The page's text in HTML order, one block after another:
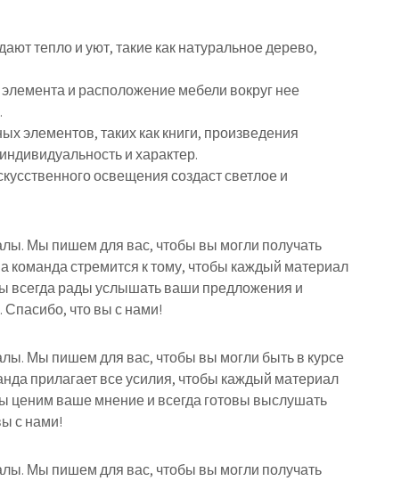
тепло и уют, такие как натуральное дерево,
и расположение мебели вокруг нее
элементов, таких как книги, произведения
и характер.
освещения создаст светлое и
Мы пишем для вас, чтобы вы могли получать
стремится к тому, чтобы каждый материал
рады услышать ваши предложения и
Спасибо, что вы с нами!
Мы пишем для вас, чтобы вы могли быть в курсе
прилагает все усилия, чтобы каждый материал
ваше мнение и всегда готовы выслушать
с нами!
Мы пишем для вас, чтобы вы могли получать